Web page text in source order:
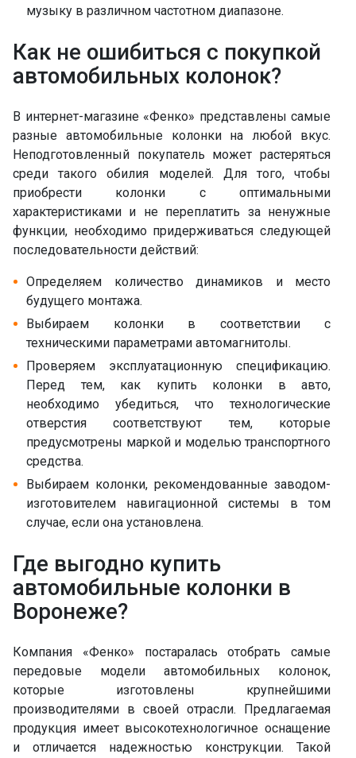
музыку в различном частотном диапазоне.
Как не ошибиться с покупкой
автомобильных колонок?
В интернет-магазине «Фенко» представлены самые
разные автомобильные колонки на любой вкус.
Неподготовленный покупатель может растеряться
среди такого обилия моделей. Для того, чтобы
приобрести колонки с оптимальными
характеристиками и не переплатить за ненужные
функции, необходимо придерживаться следующей
последовательности действий:
Определяем количество динамиков и место
будущего монтажа.
Выбираем колонки в соответствии с
техническими параметрами автомагнитолы.
Проверяем эксплуатационную спецификацию.
Перед тем, как купить колонки в авто,
необходимо убедиться, что технологические
отверстия соответствуют тем, которые
предусмотрены маркой и моделью транспортного
средства.
Выбираем колонки, рекомендованные заводом-
изготовителем навигационной системы в том
случае, если она установлена.
Где выгодно купить
автомобильные колонки в
Воронеже?
Компания «Фенко» постаралась отобрать самые
передовые модели автомобильных колонок,
которые изготовлены крупнейшими
производителями в своей отрасли. Предлагаемая
продукция имеет высокотехнологичное оснащение
и отличается надежностью конструкции. Такой